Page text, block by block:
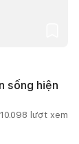
sống hiện
10.098 lượt xem